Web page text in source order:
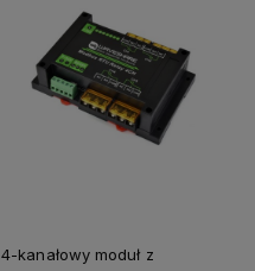
4-kanałowy moduł z